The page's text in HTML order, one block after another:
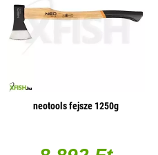
neotools fejsze 1250g